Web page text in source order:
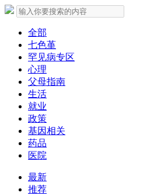
全部
七色堇
罕见病专区
心理
父母指南
生活
就业
政策
基因相关
药品
医院
最新
推荐